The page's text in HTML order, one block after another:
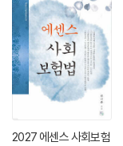
2027 에센스 사회보험